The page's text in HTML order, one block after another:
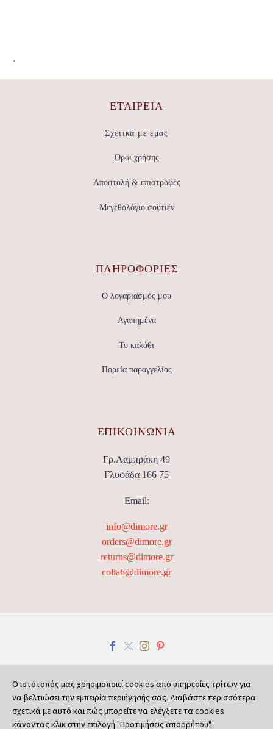
.
ΕΤΑΙΡΕΊΑ
Σχετικά με εμάς
Όροι χρήσης
Αποστολή & επιστροφές
Μεγεθολόγιο σουτιέν
ΠΛΗΡΟΦΟΡΙΕΣ
Ο λογαριασμός μου
Αγαπημένα
Το καλάθι
Πορεία παραγγελίας
ΕΠΙΚΟΙΝΩΝΊΑ
Γρ.Λαμπράκη 49
Γλυφάδα 166 75
Email:
info@dimore.gr
orders@dimore.gr
returns@dimore.gr
collab@dimore.gr
Πολιτική Απορρήτου Πολιτική Cookies
Ο ιστότοπός μας χρησιμοποιεί cookies από υπηρεσίες τρίτων για
να βελτιώσει την εμπειρία περιήγησής σας. Διαβάστε περισσότερα
σχετικά με αυτό και πώς μπορείτε να ελέγξετε τα cookies
κάνοντας κλικ στην επιλογή "Προτιμήσεις απορρήτου".